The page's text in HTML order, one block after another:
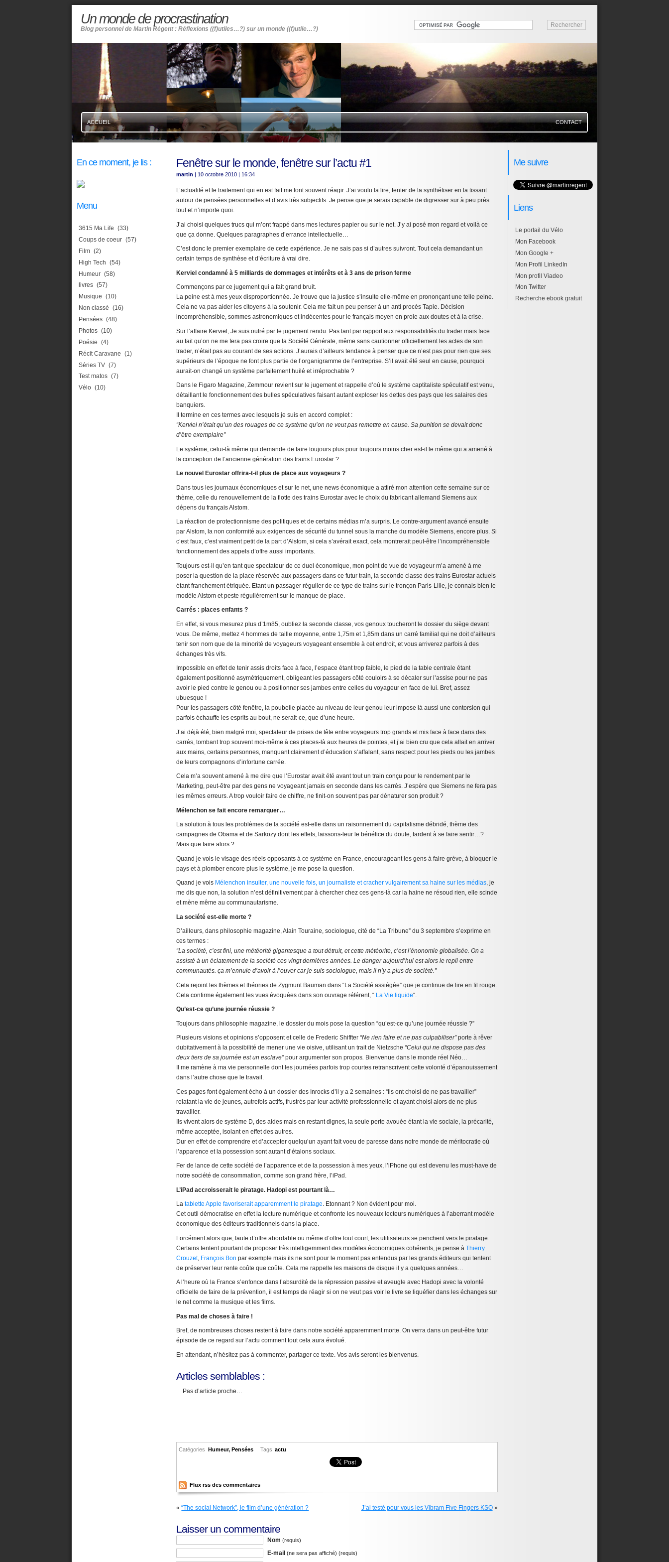
Un monde de procrastination
Blog personnel de Martin Régent : Réflexions ((f)utiles…?) sur un monde ((f)utile…?)
ACCUEIL CONTACT
Fenêtre sur le monde, fenêtre sur l’actu #1
martin | 10 octobre 2010 | 16:34
L’actualité et le traitement qui en est fait me font souvent réagir. J’ai voulu la lire, tenter de la synthétiser en la tissant
autour de pensées personnelles et d’avis très subjectifs. Je pense que je serais capable de digresser sur à peu près
tout et n’importe quoi.
J’ai choisi quelques trucs qui m’ont frappé dans mes lectures papier ou sur le net. J’y ai posé mon regard et voilà ce
que ça donne. Quelques paragraphes d’errance intellectuelle…
C’est donc le premier exemplaire de cette expérience. Je ne sais pas si d’autres suivront. Tout cela demandant un
certain temps de synthèse et d’écriture à vrai dire.
Kerviel condamné à 5 milliards de dommages et intérêts et à 3 ans de prison ferme
Commençons par ce jugement qui a fait grand bruit.
La peine est à mes yeux disproportionnée. Je trouve que la justice s’insulte elle-même en prononçant une telle peine.
Cela ne va pas aider les citoyens à la soutenir. Cela me fait un peu penser à un anti procès Tapie. Décision
incompréhensible, sommes astronomiques et indécentes pour le français moyen en proie aux doutes et à la crise.
Sur l’affaire Kerviel, Je suis outré par le jugement rendu. Pas tant par rapport aux responsabilités du trader mais face
au fait qu’on ne me fera pas croire que la Société Générale, même sans cautionner officiellement les actes de son
trader, n’était pas au courant de ses actions. J’aurais d’ailleurs tendance à penser que ce n’est pas pour rien que ses
supérieurs de l’époque ne font plus partie de l’organigramme de l’entreprise. S’il avait été seul en cause, pourquoi
aurait-on changé un système parfaitement huilé et irréprochable ?
Dans le Figaro Magazine, Zemmour revient sur le jugement et rappelle d’où le système captitaliste spéculatif est venu,
détaillant le fonctionnement des bulles spéculatives faisant autant exploser les dettes des pays que les salaires des
banquiers.
Il termine en ces termes avec lesquels je suis en accord complet :
“Kerviel n’était qu’un des rouages de ce système qu’on ne veut pas remettre en cause. Sa punition se devait donc
d’être exemplaire”
Le système, celui-là même qui demande de faire toujours plus pour toujours moins cher est-il le même qui a amené à
la conception de l’ancienne génération des trains Eurostar ?
Le nouvel Eurostar offrira-t-il plus de place aux voyageurs ?
Dans tous les journaux économiques et sur le net, une news économique a attiré mon attention cette semaine sur ce
thème, celle du renouvellement de la flotte des trains Eurostar avec le choix du fabricant allemand Siemens aux
dépens du français Alstom.
La réaction de protectionnisme des politiques et de certains médias m’a surpris. Le contre-argument avancé ensuite
par Alstom, la non conformité aux exigences de sécurité du tunnel sous la manche du modèle Siemens, encore plus. Si
c’est faux, c’est vraiment petit de la part d’Alstom, si cela s’avérait exact, cela montrerait peut-être l’incompréhensible
fonctionnement des appels d’offre aussi importants.
Toujours est-il qu’en tant que spectateur de ce duel économique, mon point de vue de voyageur m’a amené à me
poser la question de la place réservée aux passagers dans ce futur train, la seconde classe des trains Eurostar actuels
étant franchement étriquée. Etant un passager régulier de ce type de trains sur le tronçon Paris-Lille, je connais bien le
modèle Alstom et peste régulièrement sur le manque de place.
Carrés : places enfants ?
En effet, si vous mesurez plus d’1m85, oubliez la seconde classe, vos genoux toucheront le dossier du siège devant
vous. De même, mettez 4 hommes de taille moyenne, entre 1,75m et 1,85m dans un carré familial qui ne doit d’ailleurs
tenir son nom que de la minorité de voyageurs voyageant ensemble à cet endroit, et vous arriverez parfois à des
échanges très vifs.
Impossible en effet de tenir assis droits face à face, l’espace étant trop faible, le pied de la table centrale étant
également positionné asymétriquement, obligeant les passagers côté couloirs à se décaler sur l’assise pour ne pas
avoir le pied contre le genou ou à positionner ses jambes entre celles du voyageur en face de lui. Bref, assez
ubuesque !
Pour les passagers côté fenêtre, la poubelle placée au niveau de leur genou leur impose là aussi une contorsion qui
parfois échauffe les esprits au bout, ne serait-ce, que d’une heure.
J’ai déjà été, bien malgré moi, spectateur de prises de tête entre voyageurs trop grands et mis face à face dans des
carrés, tombant trop souvent moi-même à ces places-là aux heures de pointes, et j’ai bien cru que cela allait en arriver
aux mains, certains personnes, manquant clairement d’éducation s’affalant, sans respect pour les pieds ou les jambes
de leurs compagnons d’infortune carrée.
Cela m’a souvent amené à me dire que l’Eurostar avait été avant tout un train conçu pour le rendement par le
Marketing, peut-être par des gens ne voyageant jamais en seconde dans les carrés. J’espère que Siemens ne fera pas
les mêmes erreurs. A trop vouloir faire de chiffre, ne finit-on souvent pas par dénaturer son produit ?
Mélenchon se fait encore remarquer…
La solution à tous les problèmes de la société est-elle dans un raisonnement du capitalisme débridé, thème des
campagnes de Obama et de Sarkozy dont les effets, laissons-leur le bénéfice du doute, tardent à se faire sentir…?
Mais que faire alors ?
Quand je vois le visage des réels opposants à ce système en France, encourageant les gens à faire grève, à bloquer le
pays et à plomber encore plus le système, je me pose la question.
Quand je vois Mélenchon insulter, une nouvelle fois, un journaliste et cracher vulgairement sa haine sur les médias, je
me dis que non, la solution n’est définitivement par à chercher chez ces gens-là car la haine ne résoud rien, elle scinde
et mène même au communautarisme.
La société est-elle morte ?
D’ailleurs, dans philosophie magazine, Alain Touraine, sociologue, cité de “La Tribune” du 3 septembre s’exprime en
ces termes :
“La société, c’est fini, une météorité gigantesque a tout détruit, et cette météorite, c’est l’énonomie globalisée. On a
assisté à un éclatement de la société ces vingt dernières années. Le danger aujourd’hui est alors le repli entre
communautés. ça m’ennuie d’avoir à l’ouver car je suis sociologue, mais il n’y a plus de société.”
Cela rejoint les thèmes et théories de Zygmunt Bauman dans “La Société assiégée” que je continue de lire en fil rouge.
Cela confirme également les vues évoquées dans son ouvrage référent, “ La Vie liquide“.
Qu’est-ce qu’une journée réussie ?
Toujours dans philosophie magazine, le dossier du mois pose la question “qu’est-ce qu’une journée réussie ?”
Plusieurs visions et opinions s’opposent et celle de Frederic Shiffter “Ne rien faire et ne pas culpabiliser”porte à rêver
dubitativement à la possibilité de mener une vie oisive, utilisant un trait de Nietzsche “Celui qui ne dispose pas des
deux tiers de sa journée est un esclave”pour argumenter son propos. Bienvenue dans le monde réel Néo…
Il me ramène à ma vie personnelle dont les journées parfois trop courtes retranscrivent cette volonté d’épanouissement
dans l’autre chose que le travail.
Ces pages font également écho à un dossier des Inrocks d’il y a 2 semaines : “Ils ont choisi de ne pas travailler”
relatant la vie de jeunes, autrefois actifs, frustrés par leur activité professionnelle et ayant choisi alors de ne plus
travailler.
Ils vivent alors de système D, des aides mais en restant dignes, la seule perte avouée étant la vie sociale, la précarité,
même acceptée, isolant en effet des autres.
Dur en effet de comprendre et d’accepter quelqu’un ayant fait voeu de paresse dans notre monde de méritocratie où
l’apparence et la possession sont autant d’étalons sociaux.
Fer de lance de cette société de l’apparence et de la possession à mes yeux, l’iPhone qui est devenu les must-have de
notre société de consommation, comme son grand frère, l’iPad.
L’iPad accroisserait le piratage. Hadopi est pourtant là…
Latablette Apple favoriserait apparemment le piratage. Etonnant ? Non évident pour moi.
Cet outil démocratise en effet la lecture numérique et confronte les nouveaux lecteurs numériques à l’aberrant modèle
économique des éditeurs traditionnels dans la place.
Forcément alors que, faute d’offre abordable ou même d’offre tout court, les utilisateurs se penchent vers le piratage.
Certains tentent pourtant de proposer très intelligemment des modèles économiques cohérents, je pense àThierry
Crouzet, François Bon par exemple mais ils ne sont pour le moment pas entendus par les grands éditeurs qui tentent
de préserver leur rente coûte que coûte. Cela me rappelle les maisons de disque il y a quelques années…
A l’heure où la France s’enfonce dans l’absurdité de la répression passive et aveugle avec Hadopi avec la volonté
officielle de faire de la prévention, il est temps de réagir si on ne veut pas voir le livre se liquéfier dans les échanges sur
le net comme la musique et les films.
Pas mal de choses à faire !
Bref, de nombreuses choses restent à faire dans notre société apparemment morte. On verra dans un peut-être futur
épisode de ce regard sur l’actu comment tout cela aura évolué.
En attendant, n’hésitez pas à commenter, partager ce texte. Vos avis seront les bienvenus.
Articles semblables :
Pas d’article proche…
Catégories Humeur, Pensées Tags actu
Flux rss des commentaires
«“The social Network”, le film d’une génération ? J’ai testé pour vous les Vibram Five Fingers KSO»
Laisser un commentaire
Nom(requis)
E-mail(ne sera pas affiché) (requis)
Me suivre
Liens
Le portail du Vélo
Mon Facebook
Mon Google +
Mon Profil LinkedIn
Mon profil Viadeo
Mon Twitter
Recherche ebook gratuit
En ce moment, je lis :
Menu
3615 Ma Life (33)
Coups de coeur (57)
Film (2)
High Tech (54)
Humeur (58)
livres (57)
Musique (10)
Non classé (16)
Pensées (48)
Photos (10)
Poésie (4)
Récit Caravane (1)
Séries TV (7)
Test matos (7)
Vélo (10)